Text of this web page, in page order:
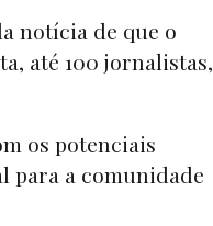
notícia de que o
até 100 jornalistas,
os potenciais
para a comunidade